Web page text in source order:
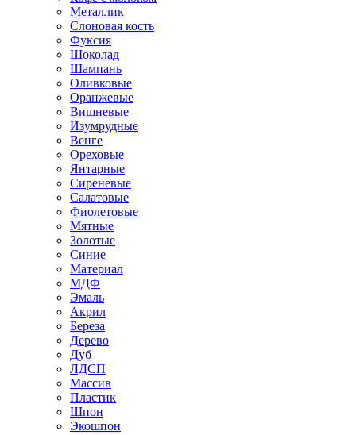
Металлик
Слоновая кость
Фуксия
Шоколад
Шампань
Оливковые
Оранжевые
Вишневые
Изумрудные
Венге
Ореховые
Янтарные
Сиреневые
Салатовые
Фиолетовые
Мятные
Золотые
Синие
Материал
МДФ
Эмаль
Акрил
Береза
Дерево
Дуб
ЛДСП
Массив
Пластик
Шпон
Экошпон